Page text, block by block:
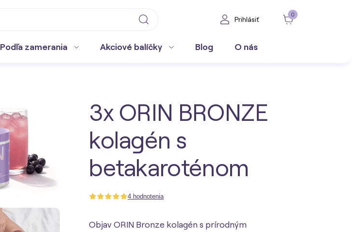
Prihlásiť
0
Podľa zamerania Akciové balíčky Blog O nás
3x ORIN BRONZE
kolagén s
betakaroténom
4 hodnotenia
Objav ORIN Bronze kolagén s prírodným